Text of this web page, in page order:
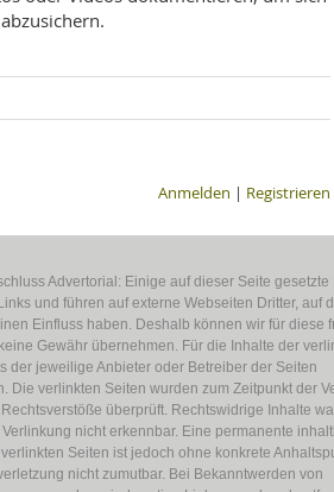
Anmelden | Registrieren
Advertorial: Einige auf dieser Seite gesetzte
und führen auf externe Webseiten Dritter, auf
Einfluss haben. Deshalb können wir für diese
Gewähr übernehmen. Für die Inhalte der
der jeweilige Anbieter oder Betreiber der Seiten
Die verlinkten Seiten wurden zum Zeitpunkt der
überprüft. Rechtswidrige Inhalte
nicht erkennbar. Eine permanente
Seiten ist jedoch ohne konkrete
nicht zumutbar. Bei Bekanntwerden von